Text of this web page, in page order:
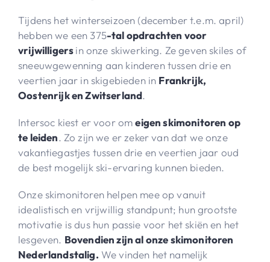
Tijdens het winterseizoen (december t.e.m. april)
hebben we een 375-tal opdrachten voor
vrijwilligersin onze skiwerking. Ze geven skiles of
sneeuwgewenning aan kinderen tussen drie en
veertien jaar in skigebieden in Frankrijk,
Oostenrijk en Zwitserland.
Intersoc kiest er voor omeigen skimonitoren op
te leiden. Zo zijn we er zeker van dat we onze
vakantiegastjes tussen drie en veertien jaar oud
de best mogelijk ski-ervaring kunnen bieden.
Onze skimonitoren helpen mee op vanuit
idealistisch en vrijwillig standpunt; hun grootste
motivatie is dus hun passie voor het skiën en het
lesgeven. Bovendien zijn al onze skimonitoren
Nederlandstalig. We vinden het namelijk